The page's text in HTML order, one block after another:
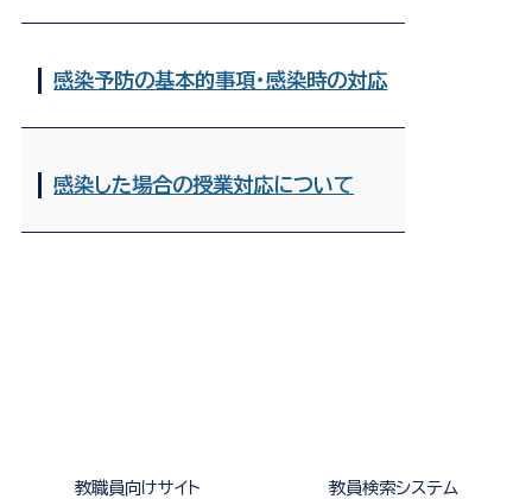
感染予防の基本的事項・感染時の対応
感染した場合の授業対応について
教職員向けサイト 教員検索システム